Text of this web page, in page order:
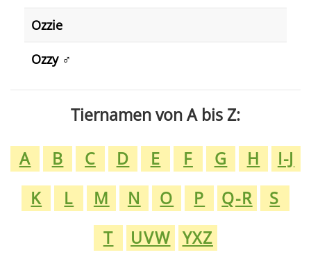
Ozzie
Ozzy♂️
Tiernamen von A bis Z:
A
B C D E F G H
I-J
K
L M N O P Q-R
S
T
UVW YXZ